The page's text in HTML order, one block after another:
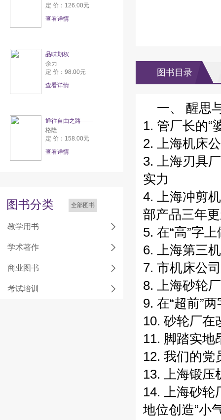
定 价：126.00元
查看详情
品味期权
余力
定 价：98.00元
查看详情
通往自由之路——
格隆
定 价：158.00元
查看详情
图书分类 全部图书
教学用书
学术著作
商业图书
考试培训
图书目录
一、 醒思
1. 管厂长的“
2. 上海机床
3. 上海刃具
实力
4. 上海冲剪
部产品三年
5. 在“高”字
6. 上海第三
7. 市机床公
8. 上海砂轮
9. 在“超前”
10. 砂轮厂在
11. 脚踏实地
12. 我们的党
13. 上海锻压
14. 上海砂
地位创造“小